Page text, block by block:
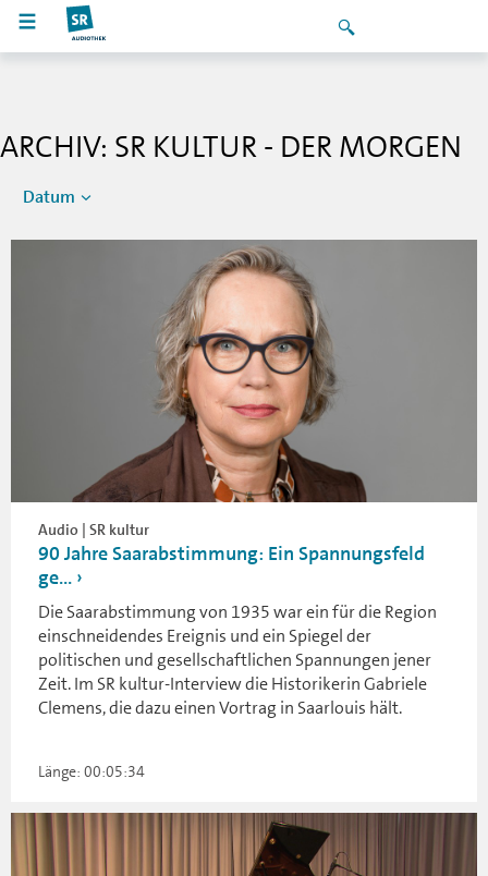
ARCHIV: SR KULTUR - DER MORGEN
Datum
Audio | SR kultur
90 Jahre Saarabstimmung: Ein Spannungsfeld
ge...
Die Saarabstimmung von 1935 war ein für die Region
einschneidendes Ereignis und ein Spiegel der
politischen und gesellschaftlichen Spannungen jener
Zeit. Im SR kultur-Interview die Historikerin Gabriele
Clemens, die dazu einen Vortrag in Saarlouis hält.
Länge: 00:05:34